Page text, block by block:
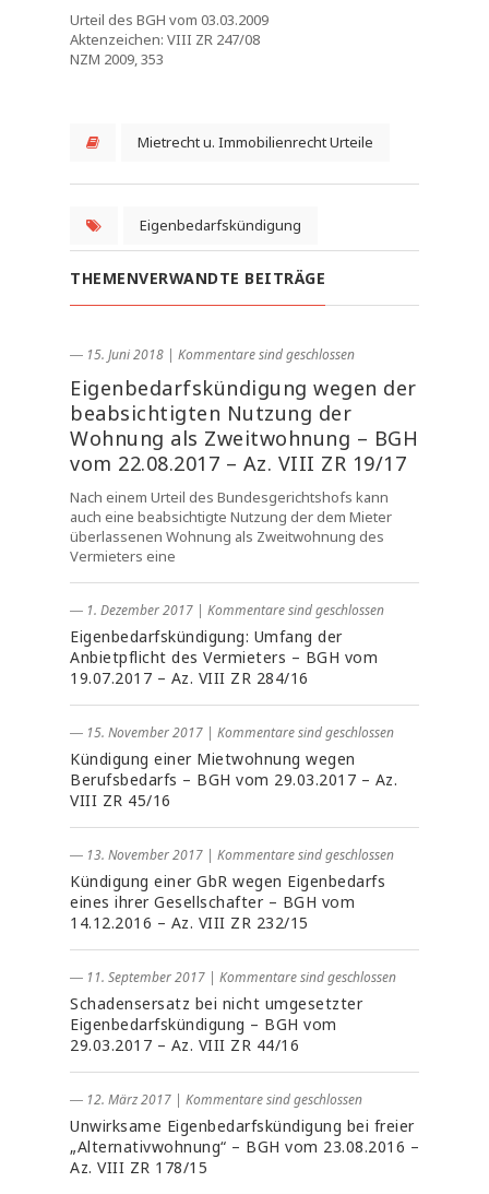
Urteil des BGH vom 03.03.2009
Aktenzeichen: VIII ZR 247/08
NZM 2009, 353
Mietrecht u. Immobilienrecht Urteile
Eigenbedarfskündigung
THEMENVERWANDTE BEITRÄGE
― 15. Juni 2018 | Kommentare sind geschlossen
Eigenbedarfskündigung wegen der
beabsichtigten Nutzung der
Wohnung als Zweitwohnung – BGH
vom 22.08.2017 – Az. VIII ZR 19/17
Nach einem Urteil des Bundesgerichtshofs kann
auch eine beabsichtigte Nutzung der dem Mieter
überlassenen Wohnung als Zweitwohnung des
Vermieters eine
― 1. Dezember 2017 | Kommentare sind geschlossen
Eigenbedarfskündigung: Umfang der
Anbietpflicht des Vermieters – BGH vom
19.07.2017 – Az. VIII ZR 284/16
― 15. November 2017 | Kommentare sind geschlossen
Kündigung einer Mietwohnung wegen
Berufsbedarfs – BGH vom 29.03.2017 – Az.
VIII ZR 45/16
― 13. November 2017 | Kommentare sind geschlossen
Kündigung einer GbR wegen Eigenbedarfs
eines ihrer Gesellschafter – BGH vom
14.12.2016 – Az. VIII ZR 232/15
― 11. September 2017 | Kommentare sind geschlossen
Schadensersatz bei nicht umgesetzter
Eigenbedarfskündigung – BGH vom
29.03.2017 – Az. VIII ZR 44/16
― 12. März 2017 | Kommentare sind geschlossen
Unwirksame Eigenbedarfskündigung bei freier
„Alternativwohnung“ – BGH vom 23.08.2016 –
Az. VIII ZR 178/15